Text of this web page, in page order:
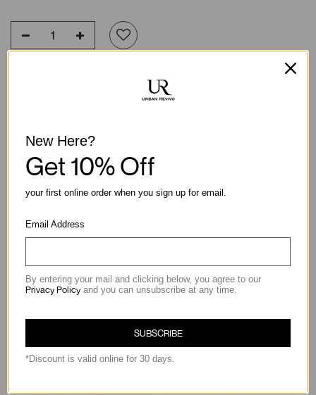
เพิ่มลงในรถเข็น
การจัดส่งและการคืนสินค้า
คุณอาจชอบสิ่งนี้ด้วย
New Here?
Get 10% Off
your first online order when you sign up for email.
Email Address
By entering your mail and clicking below, you agree to our
Privacy Policyand you can unsubscribe at any time.
SUBSCRIBE
*Discount is valid online for 30 days.